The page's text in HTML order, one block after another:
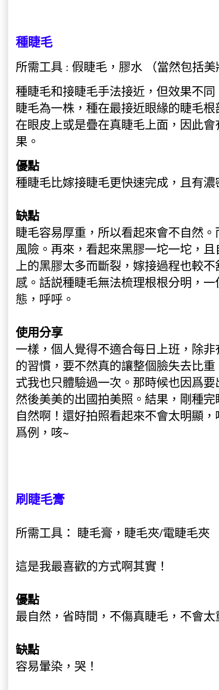
種睫毛
所需工具 : 假睫毛，膠水 （當然包括
種睫毛和接睫毛手法接近，但效果不
睫毛為一株，種在最接近眼緣的睫毛
在眼皮上或是疊在真睫毛上面，因此
果。
優點
種睫毛比嫁接睫毛更快速完成，且有濃
缺點
睫毛容易厚重，所以看起來會不自然
風險。再來，看起來黑膠一坨一坨，
上的黑膠太多而斷裂，嫁接過程也較
感。話説種睫毛無法梳理根根分明，
態，呼呼。
使用分享
一樣，個人覺得不適合每日上班，除
的習慣，要不然真的讓整個臉失去比
式我也只體驗過一次。那時候也因爲
然後美美的出國拍美照。結果，剛種
自然啊！還好拍照看起來不會太明顯
爲例，咳~
刷睫毛膏
所需工具： 睫毛膏，睫毛夾/電睫毛夾
這是我最喜歡的方式啊其實！
優點
最自然，省時間，不傷真睫毛，不會太
缺點
容易暈染，哭！